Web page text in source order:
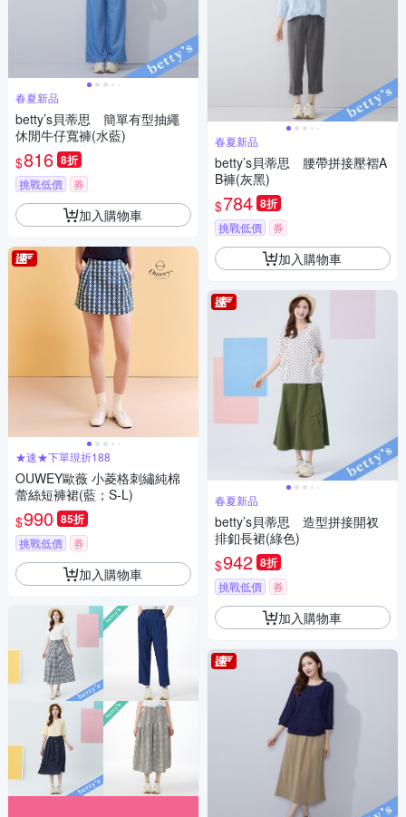
春夏新品
betty’s貝蒂思 簡單有型抽繩
休閒牛仔寬褲(水藍)
$816 8折
挑戰低價 券
加入購物車
★速★下單現折188
OUWEY歐薇 小菱格刺繡純棉
蕾絲短褲裙(藍；S-L)
$990 85折
挑戰低價 券
加入購物車
春夏新品
betty’s貝蒂思 腰帶拼接壓褶A
B褲(灰黑)
$784 8折
挑戰低價 券
加入購物車
春夏新品
betty’s貝蒂思 造型拼接開衩
排釦長裙(綠色)
$942 8折
挑戰低價 券
加入購物車